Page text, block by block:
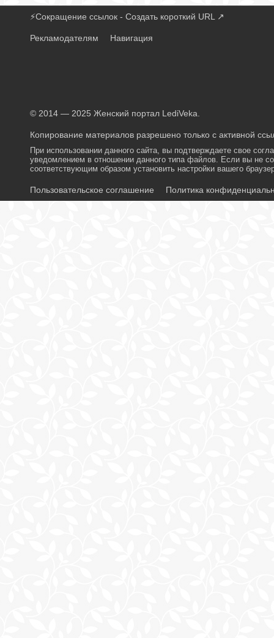
⚡Сокращение ссылок - Создать короткий URL↗
Рекламодателям Навигация
© 2014 — 2025 Женский портал LediVeka.
Копирование материалов разрешено только с активной
При использовании данного сайта, вы подтверждаете свое
уведомлением в отношении данного типа файлов. Если вы не
соответствующим образом установить настройки вашего
Пользовательское соглашение Политика